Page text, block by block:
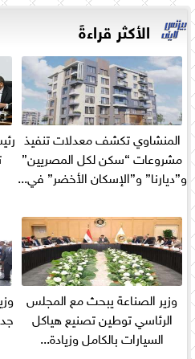
الأكثر قراءةً
المنشاوي تكشف معدلات تنفيذ
مشروعات “سكن لكل المصريين”
و”ديارنا” و”الإسكان الأخضر” في...
وزير الصناعة يبحث مع المجلس
الرئاسي توطين تصنيع هياكل
السيارات بالكامل وزيادة...